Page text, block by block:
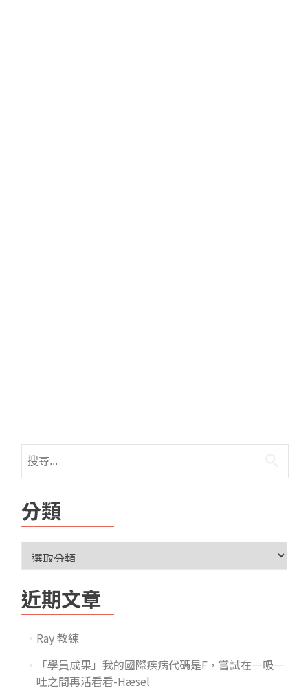
分類
近期文章
Ray 教練
「學員成果」我的國際疾病代碼是F，嘗試在一吸一
吐之間再活看看-Hæsel